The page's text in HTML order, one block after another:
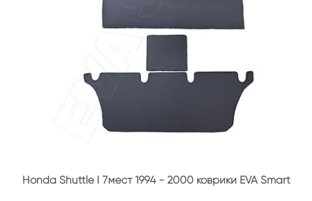
Honda Shuttle I 7мест 1994 - 2000 коврики EVA Smart